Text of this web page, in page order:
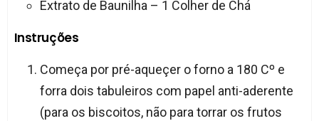
Extrato de Baunilha – 1 Colher de Chá
Instruções
Começa por pré-aqueçer o forno a 180 Cº e
forra dois tabuleiros com papel anti-aderente
(para os biscoitos, não para torrar os frutos